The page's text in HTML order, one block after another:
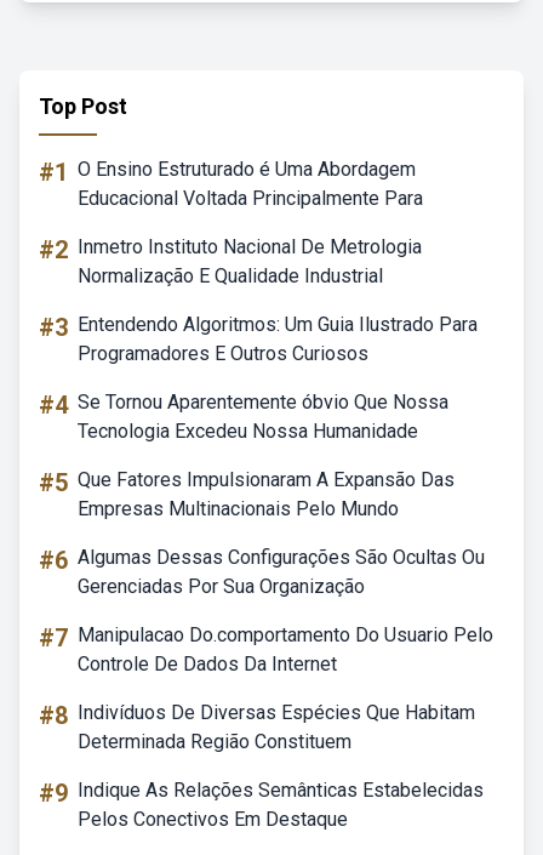
Top Post
#1 O Ensino Estruturado é Uma Abordagem
Educacional Voltada Principalmente Para
#2 Inmetro Instituto Nacional De Metrologia
Normalização E Qualidade Industrial
#3 Entendendo Algoritmos: Um Guia Ilustrado Para
Programadores E Outros Curiosos
#4 Se Tornou Aparentemente óbvio Que Nossa
Tecnologia Excedeu Nossa Humanidade
#5 Que Fatores Impulsionaram A Expansão Das
Empresas Multinacionais Pelo Mundo
#6 Algumas Dessas Configurações São Ocultas Ou
Gerenciadas Por Sua Organização
#7 Manipulacao Do.comportamento Do Usuario Pelo
Controle De Dados Da Internet
#8 Indivíduos De Diversas Espécies Que Habitam
Determinada Região Constituem
#9 Indique As Relações Semânticas Estabelecidas
Pelos Conectivos Em Destaque